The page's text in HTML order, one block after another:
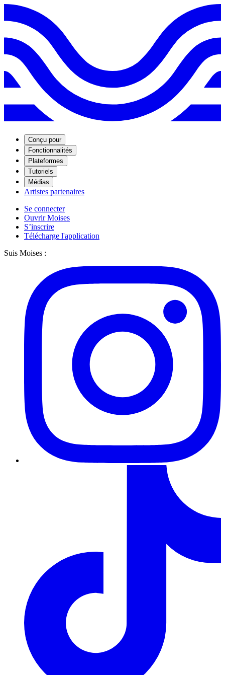
Conçu pour
Fonctionnalités
Plateformes
Tutoriels
Médias
Artistes partenaires
Se connecter
Ouvrir Moises
S’inscrire
Télécharge l'application
Suis Moises :